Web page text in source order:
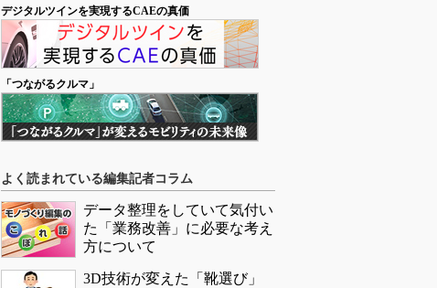
デジタルツインを実現するCAEの真価
「つながるクルマ」
よく読まれている編集記者コラム
データ整理をしていて気付い
た「業務改善」に必要な考え
方について
3D技術が変えた「靴選び」